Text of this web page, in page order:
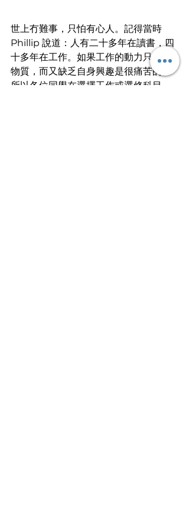
世上冇難事，只怕有心人。記得當時
Phillip 說道：人有二十多年在讀書，四
十多年在工作。如果工作的動力只剩下
物質，而又缺乏自身興趣是很痛苦的。
所以各位同學在選擇工作或選修科目